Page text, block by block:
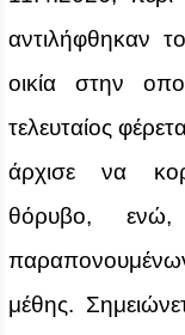
αντιλήφθηκαν
οικία στην
τελευταίος
άρχισε να
θόρυβο,
μέθης.